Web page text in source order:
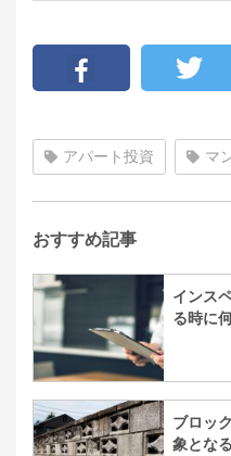
アパート投資 マ
おすすめ記事
インス
る時に
ブロッ
象とな